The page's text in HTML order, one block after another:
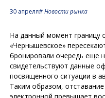
30 апреля# Новости рынка
На данный момент границу
«Чернышевское»
бронировали очередь еще
свидетельствуют данные
посвященного ситуации в
Таким образом,